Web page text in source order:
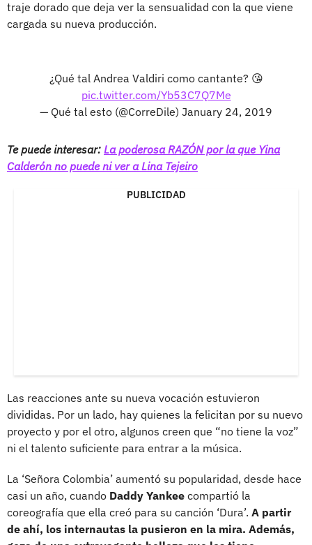
traje dorado que deja ver la sensualidad con la que viene
cargada su nueva producción.
¿Qué tal Andrea Valdiri como cantante? 😘
pic.twitter.com/Yb53C7Q7Me
— Qué tal esto (@CorreDile) January 24, 2019
Te puede interesar: La poderosa RAZÓN por la que Yina
Calderón no puede ni ver a Lina Tejeiro
PUBLICIDAD
Las reacciones ante su nueva vocación estuvieron
divididas. Por un lado, hay quienes la felicitan por su nuevo
proyecto y por el otro, algunos creen que “no tiene la voz”
ni el talento suficiente para entrar a la música.
La ‘Señora Colombia’ aumentó su popularidad, desde hace
casi un año, cuando Daddy Yankee compartió la
coreografía que ella creó para su canción ‘Dura’. A partir
de ahí, los internautas la pusieron en la mira. Además,